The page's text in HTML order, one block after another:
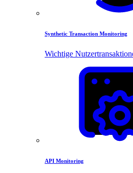
Synthetic Transaction Monitoring
Wichtige
API Monitoring